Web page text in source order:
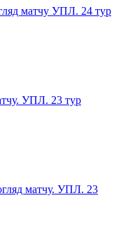
матчу УПЛ. 24 тур
УПЛ. 23 тур
матчу. УПЛ. 23